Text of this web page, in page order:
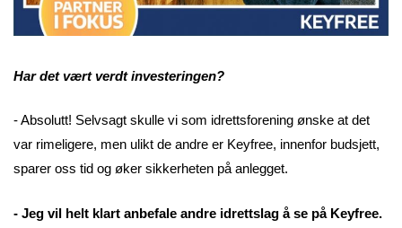
Har det vært verdt investeringen?
- Absolutt! Selvsagt skulle vi som idrettsforening ønske at det
var rimeligere, men ulikt de andre er Keyfree, innenfor budsjett,
sparer oss tid og øker sikkerheten på anlegget.
- Jeg vil helt klart anbefale andre idrettslag å se på Keyfree.